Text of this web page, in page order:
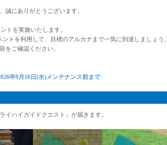
誠にありがとうございます。
トを実施いたします。
トを利用して、目標のアルカナまで一気に到達しましょう。
をご確認ください。
年9月16日(水)メンテナンス前まで
イハイガイドクエスト」が届きます。